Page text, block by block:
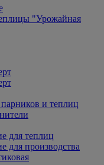
"Урожайная
и теплиц
для теплиц
для производства